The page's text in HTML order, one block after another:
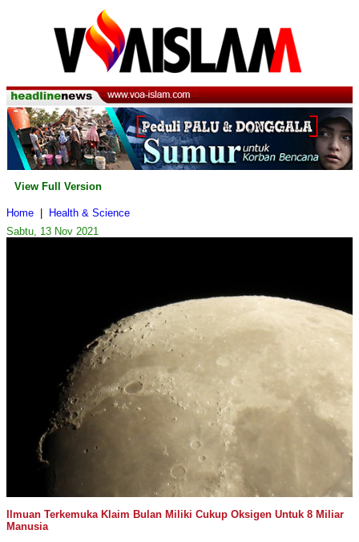
View Full Version
Home
Health & Science
Sabtu, 13 Nov 2021
Ilmuan Terkemuka Klaim Bulan Miliki Cukup Oksigen Untuk 8 Miliar
Manusia